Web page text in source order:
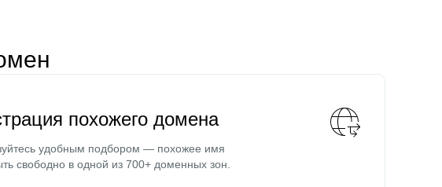
похожего домена
удобным подбором — похожее имя
свободно в одной из 700+ доменных зон.